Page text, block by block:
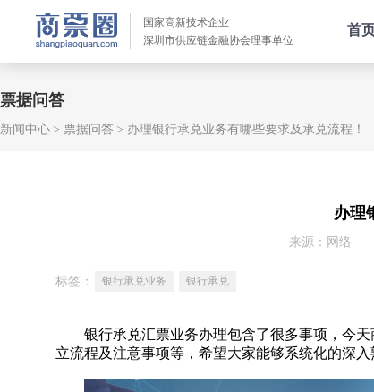
国家高新技术企业
深圳市供应链金融协会理事单位
首
票据问答
新闻中心 票据问答 办理银行承兑业务有哪些要求及承兑流程！
办理
来源：网络
标签： 银行承兑业务 银行承兑
银行承兑汇票业务办理包含了很多事项，今天
立流程及注意事项等，希望大家能够系统化的深入